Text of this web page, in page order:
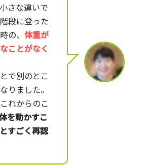
さな違いで
段に登った
の、 体重が
ことがなく
で別のとこ
りました。
れからのこ
を動かすこ
すごく再認